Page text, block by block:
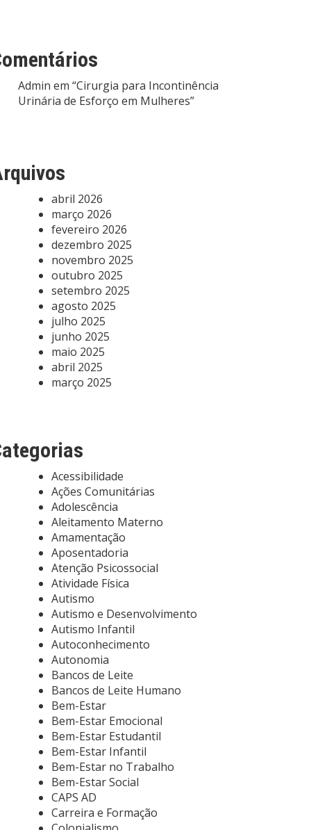
Admin em “Cirurgia para Incontinência
Urinária de Esforço em Mulheres”
abril 2026
março 2026
fevereiro 2026
dezembro 2025
novembro 2025
outubro 2025
setembro 2025
agosto 2025
julho 2025
junho 2025
maio 2025
abril 2025
março 2025
Acessibilidade
Ações Comunitárias
Adolescência
Aleitamento Materno
Amamentação
Aposentadoria
Atenção Psicossocial
Atividade Física
Autismo
Autismo e Desenvolvimento
Autismo Infantil
Autoconhecimento
Autonomia
Bancos de Leite
Bancos de Leite Humano
Bem-Estar
Bem-Estar Emocional
Bem-Estar Estudantil
Bem-Estar Infantil
Bem-Estar no Trabalho
Bem-Estar Social
CAPS AD
Carreira e Formação